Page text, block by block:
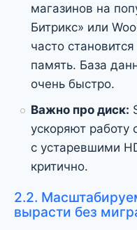
магазинов на
Битрикс» или
часто
память. База
очень быстро.
Важно про диск:
ускоряют работу
с устаревшими
критично.
2.2.
вырасти без